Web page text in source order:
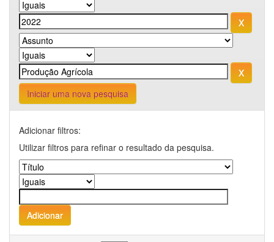
Iniciar uma nova pesquisa
Adicionar filtros:
Utilizar filtros para refinar o resultado da pesquisa.